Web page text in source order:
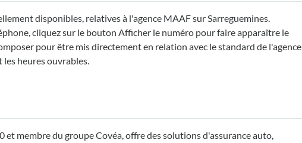
disponibles, relatives à l'agence MAAF sur Sarreguemines.
cliquez sur le bouton Afficher le numéro pour faire apparaître le
pour être mis directement en relation avec le standard de l'agence
heures ouvrables.
et membre du groupe Covéa, offre des solutions d'assurance auto,